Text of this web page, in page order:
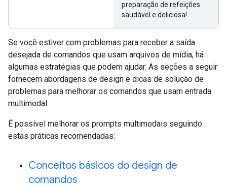
preparação de refeições
saudável e deliciosa!
Se você estiver com problemas para receber a saída
desejada de comandos que usam arquivos de mídia, há
algumas estratégias que podem ajudar. As seções a seguir
fornecem abordagens de design e dicas de solução de
problemas para melhorar os comandos que usam entrada
multimodal.
É possível melhorar os prompts multimodais seguindo
estas práticas recomendadas:
Conceitos básicos do design de
comandos